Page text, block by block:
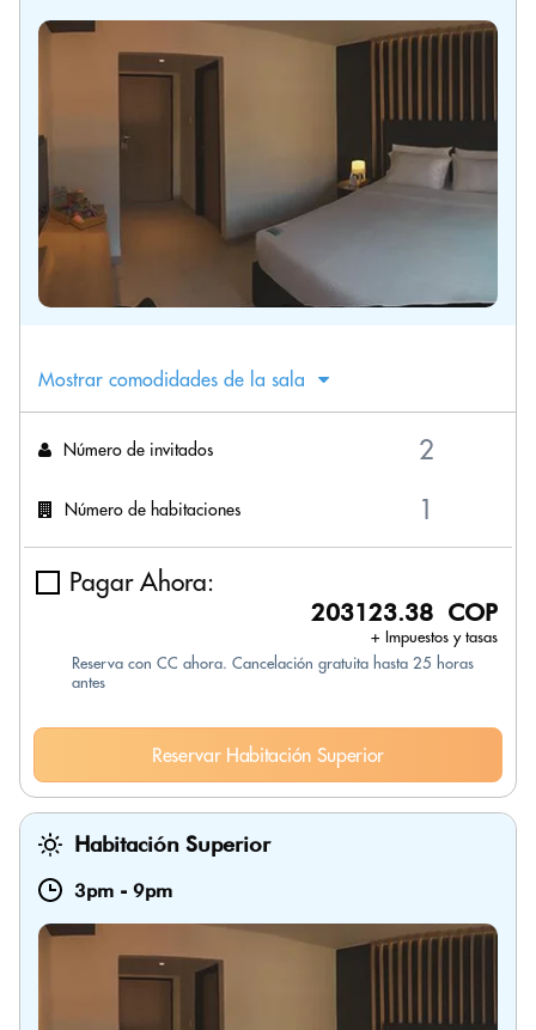
Mostrar comodidades de la sala
Número de invitados
Número de habitaciones
Pagar Ahora:
203123.38 COP
+ Impuestos y tasas
Reserva con CC ahora. Cancelación gratuita hasta 25 horas
antes
Reservar Habitación Superior
Habitación Superior
3pm - 9pm